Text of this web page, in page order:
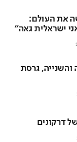
את העולם:
ישראלית גאה"
והשנייה, גרסת
דרקונים